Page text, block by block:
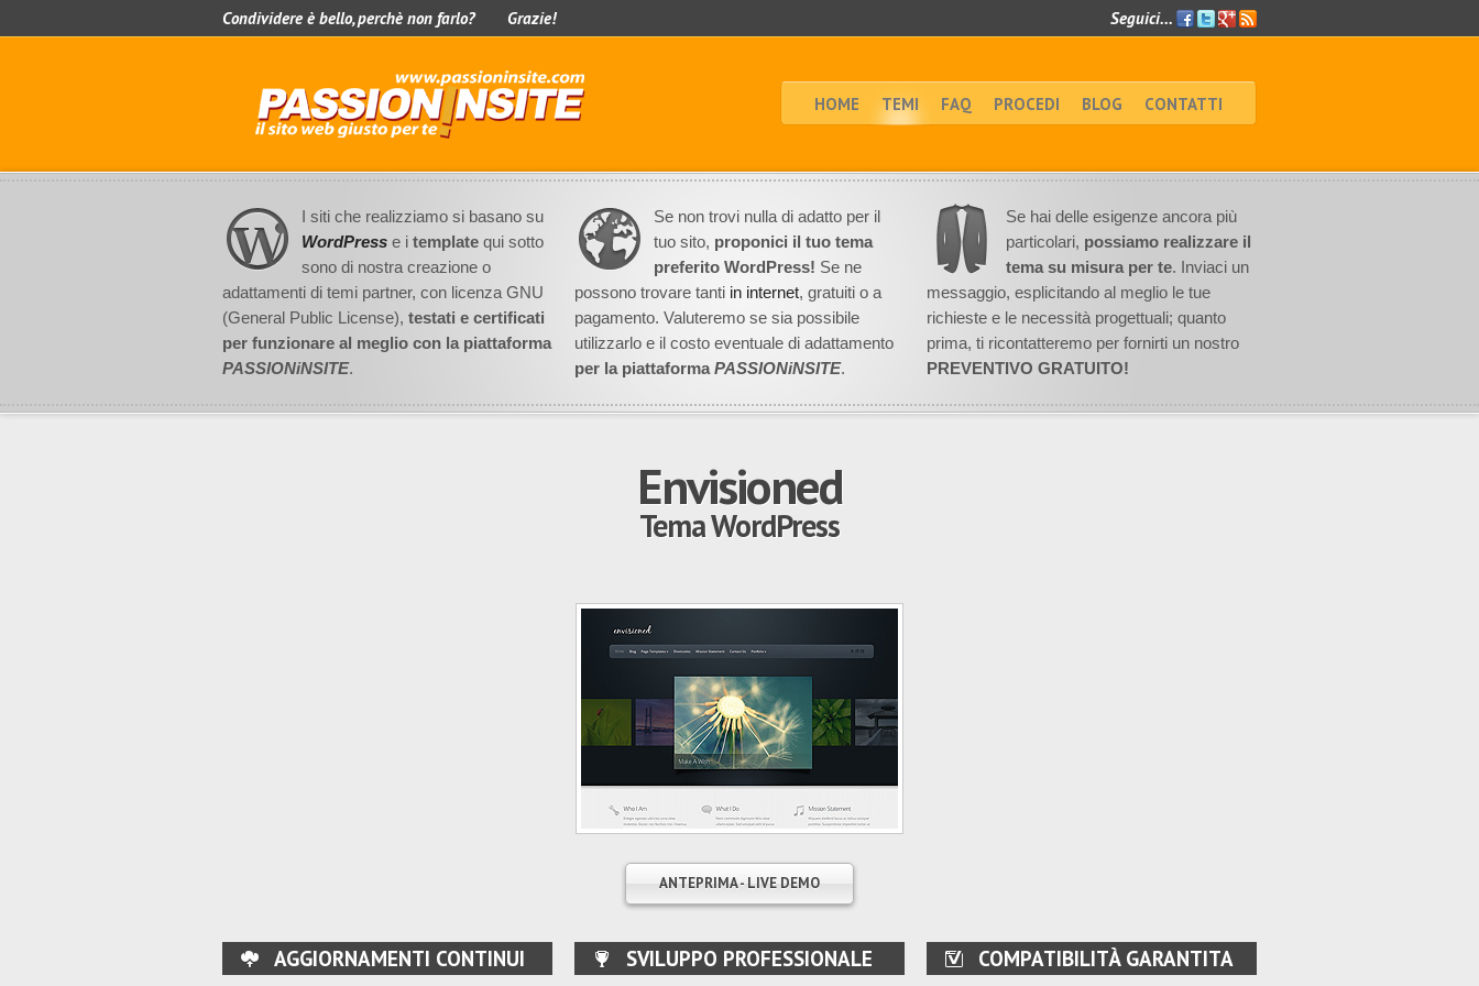
Condividere è bello, perchè non farlo? Grazie! Seguici... Facebook
TwitterGoogle+
RSS
HOME TEMI FAQ PROCEDI BLOG CONTATTI
I siti che realizziamo si basano su
WordPress e i template qui sotto
sono di nostra creazione o
adattamenti di temi partner, con licenza GNU
(General Public License), testati e certificati
per funzionare al meglio con la piattaforma
PASSIONiNSITE.
Se non trovi nulla di adatto per il
tuo sito, proponici il tuo tema
preferito WordPress! Se ne
possono trovare tanti in internet, gratuiti o a
pagamento. Valuteremo se sia possibile
utilizzarlo e il costo eventuale di adattamento
per la piattaformaPASSIONiNSITE.
Se hai delle esigenze ancora più
particolari, possiamo realizzare il
tema su misura per te. Inviaci un
messaggio, esplicitando al meglio le tue
richieste e le necessità progettuali; quanto
prima, ti ricontatteremo per fornirti un nostro
PREVENTIVO GRATUITO!
Envisioned
Tema WordPress
ANTEPRIMA - LIVE DEMO
AGGIORNAMENTI CONTINUI SVILUPPO PROFESSIONALE COMPATIBILITÀ GARANTITA